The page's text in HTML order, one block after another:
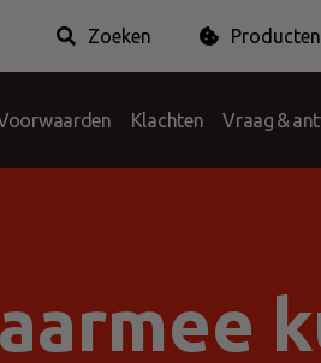
Zoeken Producten
& Zoetstof Honing Creamer
Van Oordt Geschiedenis Branches
Klachten Vraag &